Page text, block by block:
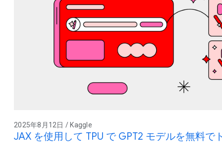
2025年8月12日 / Kaggle
JAX を使用して TPU で GPT2 モデルを無料で